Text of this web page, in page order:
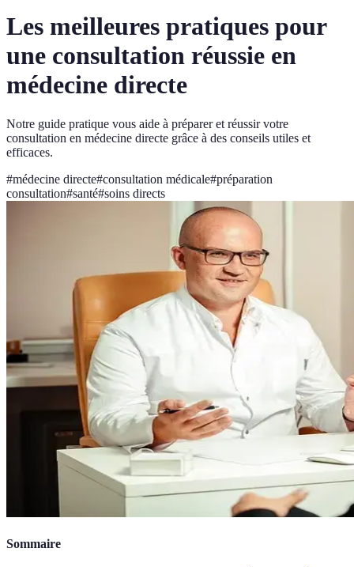
Les meilleures pratiques pour
une consultation réussie en
médecine directe
Notre guide pratique vous aide à préparer et réussir votre
consultation en médecine directe grâce à des conseils utiles et
efficaces.
#médecine directe#consultation médicale#préparation
consultation#santé#soins directs
Sommaire